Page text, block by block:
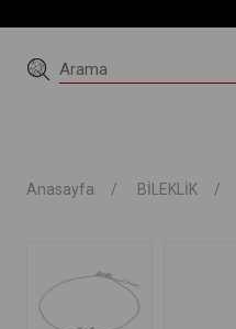
Anasayfa BİLEKLİK